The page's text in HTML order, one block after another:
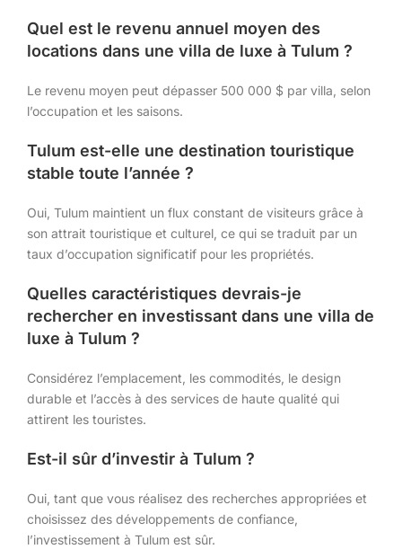
Quel est le revenu annuel moyen des
locations dans une villa de luxe à Tulum ?
Le revenu moyen peut dépasser 500 000 $ par villa, selon
l’occupation et les saisons.
Tulum est-elle une destination touristique
stable toute l’année ?
Oui, Tulum maintient un flux constant de visiteurs grâce à
son attrait touristique et culturel, ce qui se traduit par un
taux d’occupation significatif pour les propriétés.
Quelles caractéristiques devrais-je
rechercher en investissant dans une villa de
luxe à Tulum ?
Considérez l’emplacement, les commodités, le design
durable et l’accès à des services de haute qualité qui
attirent les touristes.
Est-il sûr d’investir à Tulum ?
Oui, tant que vous réalisez des recherches appropriées et
choisissez des développements de confiance,
l’investissement à Tulum est sûr.